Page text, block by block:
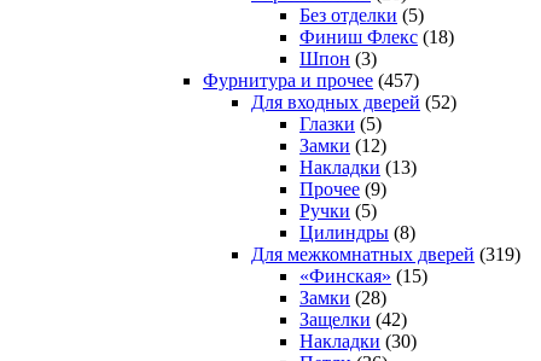
Без отделки (5)
Финиш Флекс (18)
Шпон (3)
Фурнитура и прочее (457)
Для входных дверей (52)
Глазки (5)
Замки (12)
Накладки (13)
Прочее (9)
Ручки (5)
Цилиндры (8)
Для межкомнатных дверей (319)
«Финская» (15)
Замки (28)
Защелки (42)
Накладки (30)